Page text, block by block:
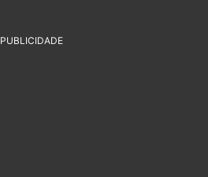
PUBLICIDADE